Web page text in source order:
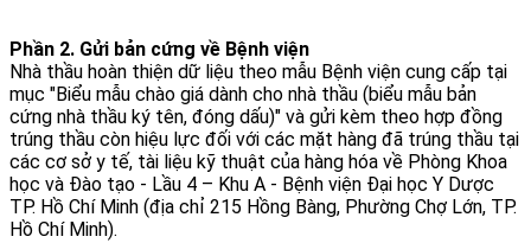
Phần 2. Gửi bản cứng về Bệnh viện
Nhà thầu hoàn thiện dữ liệu theo mẫu Bệnh viện cung cấp tại
mục "Biểu mẫu chào giá dành cho nhà thầu (biểu mẫu bản
cứng nhà thầu ký tên, đóng dấu)" và gửi kèm theo hợp đồng
trúng thầu còn hiệu lực đối với các mặt hàng đã trúng thầu tại
các cơ sở y tế, tài liệu kỹ thuật của hàng hóa về Phòng Khoa
học và Đào tạo - Lầu 4 – Khu A - Bệnh viện Đại học Y Dược
TP. Hồ Chí Minh (địa chỉ 215 Hồng Bàng, Phường Chợ Lớn, TP.
Hồ Chí Minh).